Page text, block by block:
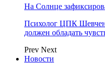
На Солнце
Психолог ЦПК
должен обладать
Prev Next
Новости